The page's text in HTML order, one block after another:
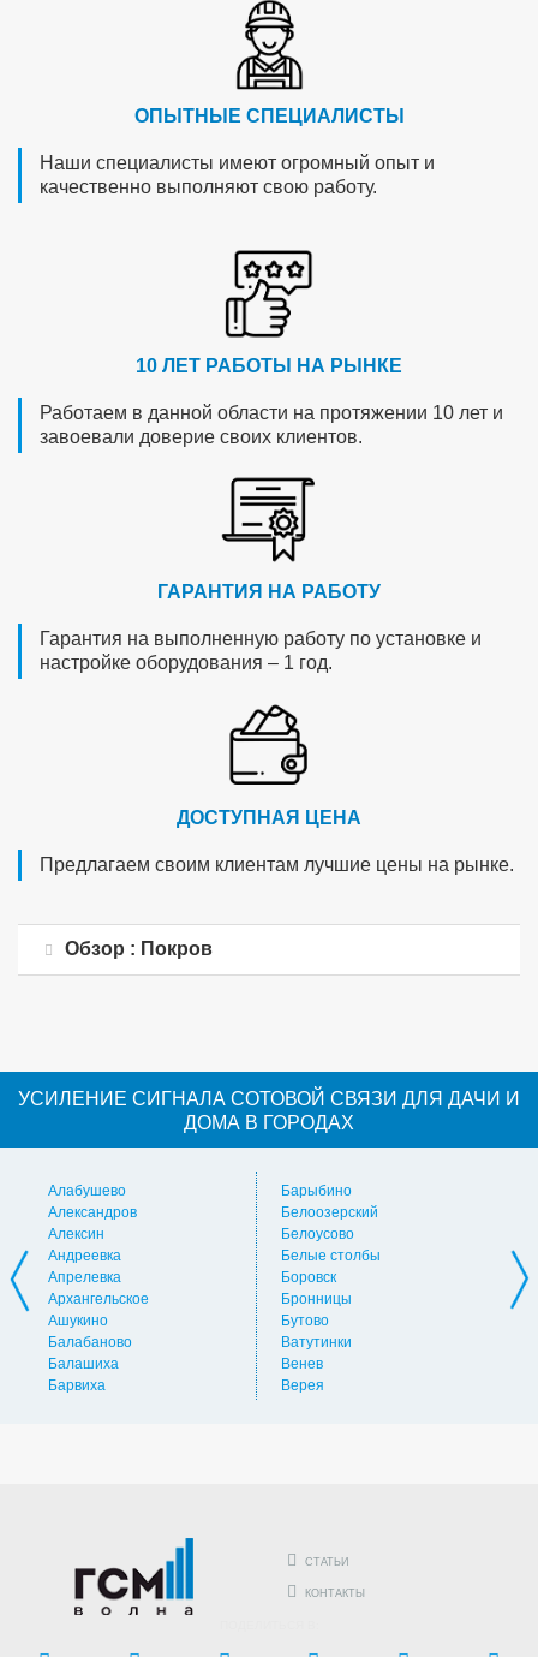
ОПЫТНЫЕ СПЕЦИАЛИСТЫ
Наши специалисты имеют огромный опыт и
качественно выполняют свою работу.
10 ЛЕТ РАБОТЫ НА РЫНКЕ
Работаем в данной области на протяжении 10 лет и
завоевали доверие своих клиентов.
ГАРАНТИЯ НА РАБОТУ
Гарантия на выполненную работу по установке и
настройке оборудования – 1 год.
ДОСТУПНАЯ ЦЕНА
Предлагаем своим клиентам лучшие цены на рынке.
Обзор : Покров
УСИЛЕНИЕ СИГНАЛА СОТОВОЙ СВЯЗИ ДЛЯ ДАЧИ И
ДОМА В ГОРОДАХ
Алабушево
Александров
Алексин
Андреевка
Апрелевка
Архангельское
Ашукино
Балабаново
Балашиха
Барвиха
Барыбино
Белоозерский
Белоусово
Белые столбы
Боровск
Бронницы
Бутово
Ватутинки
Венев
Верея
СТАТЬИ
КОНТАКТЫ